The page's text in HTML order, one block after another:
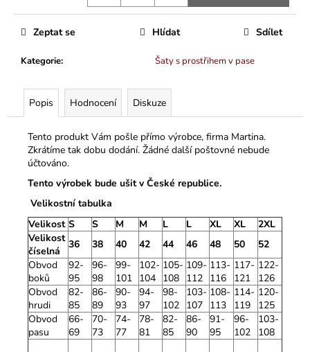
Kategorie: Šaty s prostřihem v pase
Zeptat se Hlídat Sdílet
Popis Hodnocení Diskuze
Tento produkt Vám pošle přímo výrobce, firma Martina.
Zkrátíme tak dobu dodání. Žádné další poštovné nebude
účtováno.
Tento výrobek bude ušit v České republice.
Velikostní tabulka
Velikost S S M M L L XL XL
2XL
Velikost
číselná
36 38 40 42 44 46 48 50
52
Obvod
boků
92-
95
96-
98
99-
101
102-
104
105-
108
109-
112
113-
116
117-
121
122-
126
Obvod
hrudi
82-
85
86-
89
90-
93
94-
97
98-
102
103-
107
108-
113
114-
119
120-
125
Obvod
pasu
66-
69
70-
73
74-
77
78-
81
82-
85
86-
90
91-
95
96-
102
103-
108